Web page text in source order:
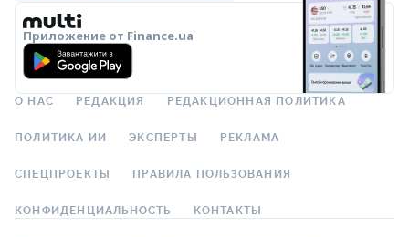
Приложение от Finance.ua
О НАС РЕДАКЦИЯ РЕДАКЦИОННАЯ ПОЛИТИКА
ПОЛИТИКА ИИ ЭКСПЕРТЫ РЕКЛАМА
СПЕЦПРОЕКТЫ ПРАВИЛА ПОЛЬЗОВАНИЯ
КОНФИДЕНЦИАЛЬНОСТЬ КОНТАКТЫ